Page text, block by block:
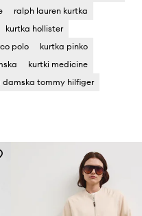
ralph lauren kurtka
kurtka hollister
polo
kurtka pinko
kurtki medicine
damska tommy hilfiger